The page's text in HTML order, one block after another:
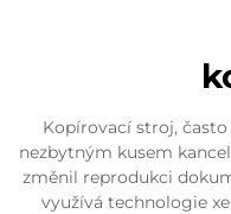
Kopírovací stroj,
nezbytným kusem
změnil reprodukci
využívá technologie